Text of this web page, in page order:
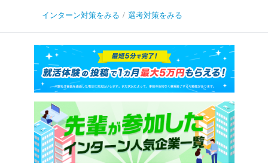
インターン対策をみる / 選考対策をみる